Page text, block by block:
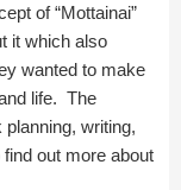
of “Mottainai”
it which also
wanted to make
life. The
writing,
find out more about